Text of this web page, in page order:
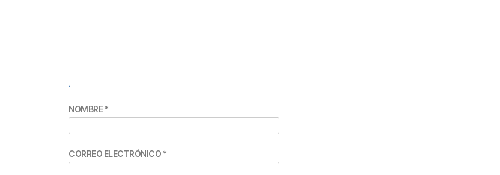
NOMBRE*
CORREO ELECTRÓNICO *